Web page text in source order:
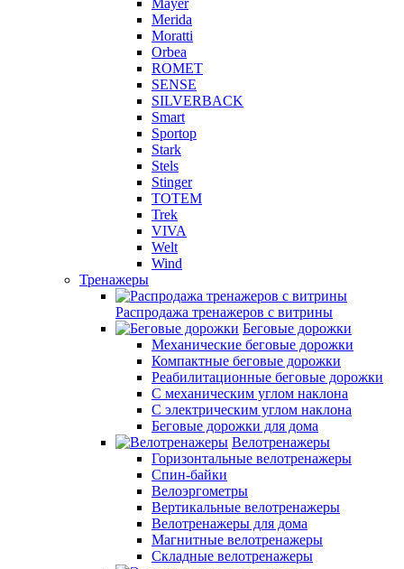
Mayer
Merida
Moratti
Orbea
ROMET
SENSE
SILVERBACK
Smart
Sportop
Stark
Stels
Stinger
TOTEM
Trek
VIVA
Welt
Wind
Тренажеры
Распродажа тренажеров с витрины
Беговые дорожки
Механические беговые дорожки
Компактные беговые дорожки
Реабилитационные беговые дорожки
С механическим углом наклона
С электрическим углом наклона
Беговые дорожки для дома
Велотренажеры
Горизонтальные велотренажеры
Спин-байки
Велоэргометры
Вертикальные велотренажеры
Велотренажеры для дома
Магнитные велотренажеры
Складные велотренажеры